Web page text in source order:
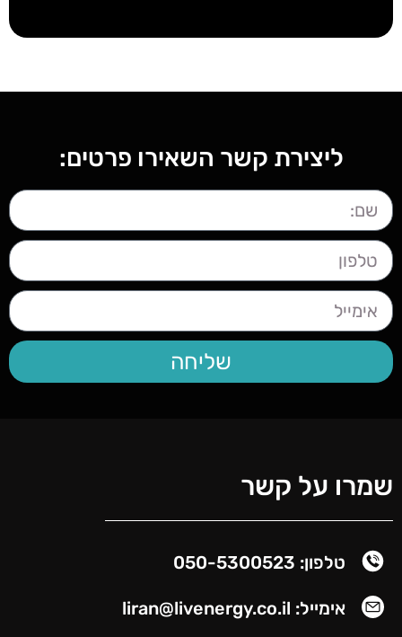
ליצירת קשר השאירו פרטים:
שליחה
שמרו על קשר
טלפון: 050-5300523
אימייל: liran@livenergy.co.il